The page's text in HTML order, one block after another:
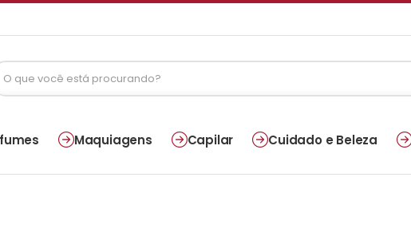
Maquiagens Capilar Cuidado e Beleza